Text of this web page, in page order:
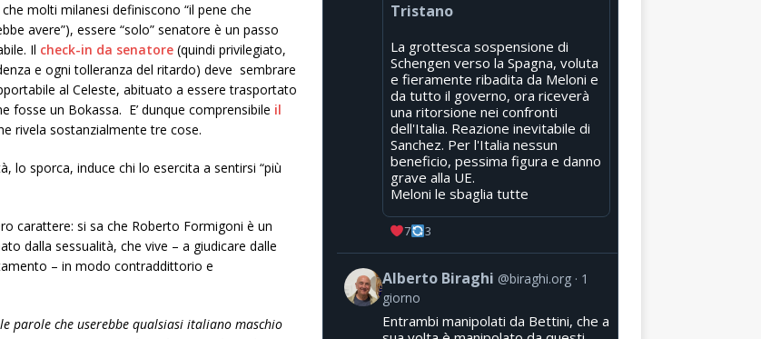
molti milanesi definiscono “il pene che
avere”), essere “solo” senatore è un passo
Il check-in da senatore (quindi privilegiato,
e ogni tolleranza del ritardo) deve sembrare
al Celeste, abituato a essere trasportato
fosse un Bokassa. E’ dunque comprensibile il
rivela sostanzialmente tre cose.
lo sporca, induce chi lo esercita a sentirsi “più
carattere: si sa che Roberto Formigoni è un
dalla sessualità, che vive – a giudicare dalle
– in modo contraddittorio e
parole che userebbe qualsiasi italiano maschio
Tristano
La grottesca sospensione di
Schengen verso la Spagna, voluta
e fieramente ribadita da Meloni e
da tutto il governo, ora riceverà
una ritorsione nei confronti
dell'Italia. Reazione inevitabile di
Sanchez. Per l'Italia nessun
beneficio, pessima figura e danno
grave alla UE.
Meloni le sbaglia tutte
7 3
Alberto Biraghi @biraghi.org
1
giorno
Entrambi manipolati da Bettini, che a